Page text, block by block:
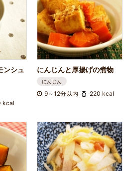
ンシュ
kcal
にんじんと厚揚げの煮物
にんじん
9～12分以内 220 kcal